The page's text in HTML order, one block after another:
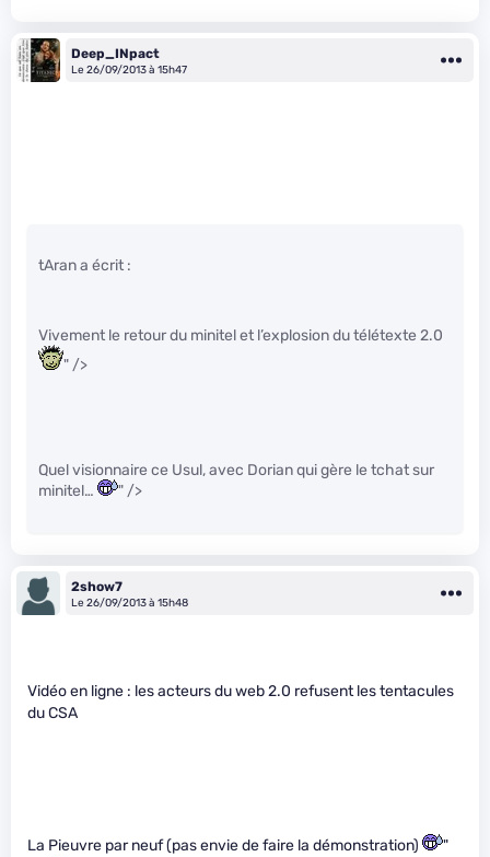
Deep_INpact
Le 26/09/2013 à 15h47
tAran a écrit :
Vivement le retour du minitel et l’explosion du télétexte 2.0
" />
Quel visionnaire ce Usul, avec Dorian qui gère le tchat sur
minitel…
" />
2show7
Le 26/09/2013 à 15h48
Vidéo en ligne : les acteurs du web 2.0 refusent les tentacules
du CSA
La Pieuvre par neuf (pas envie de faire la démonstration) "